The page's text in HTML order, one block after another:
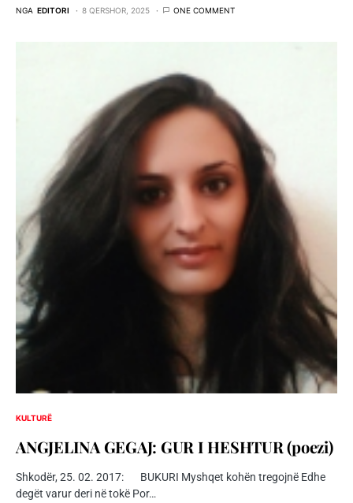
NGA EDITORI 8 QERSHOR, 2025 ONE COMMENT
KULTURË
ANGJELINA GEGAJ: GUR I HESHTUR (poezi)
Shkodër, 25. 02. 2017: BUKURI Myshqet kohën tregojnë Edhe
degët varur deri në tokë Por…